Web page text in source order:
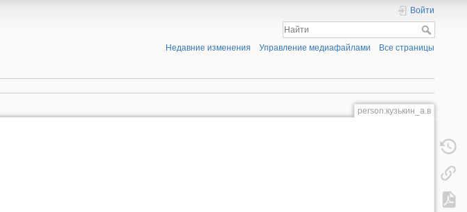
Войти
Недавние изменения Управление медиафайлами Все страницы
person:кузькин_а.в